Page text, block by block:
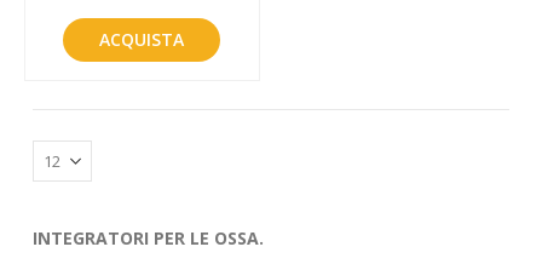
ACQUISTA
INTEGRATORI PER LE OSSA.